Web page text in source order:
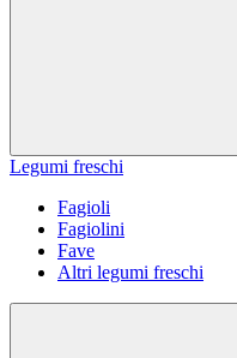
Legumi freschi
Fagioli
Fagiolini
Fave
Altri legumi freschi